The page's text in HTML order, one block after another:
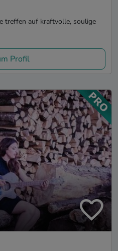
treffen auf kraftvolle, soulige
Profil